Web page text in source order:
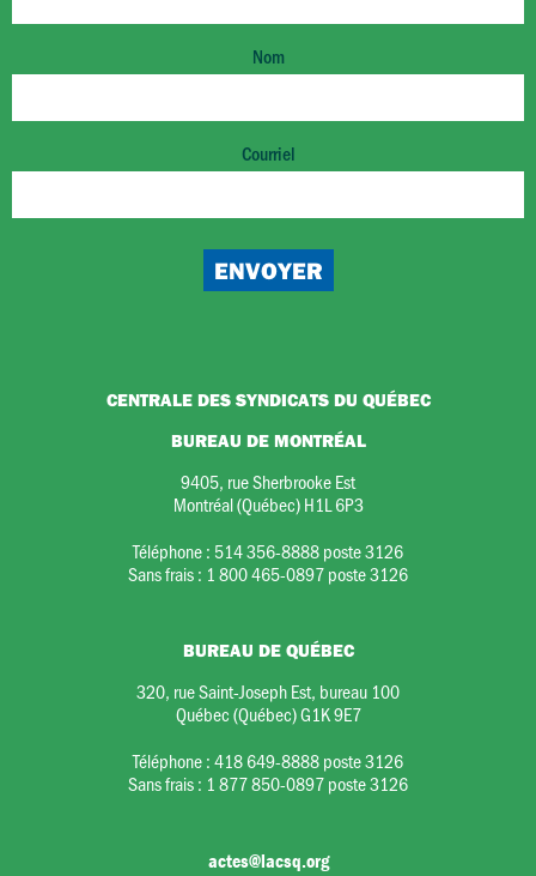
Nom
Courriel
CENTRALE DES SYNDICATS DU QUÉBEC
BUREAU DE MONTRÉAL
9405, rue Sherbrooke Est
Montréal (Québec) H1L 6P3
Téléphone : 514 356-8888 poste 3126
Sans frais : 1 800 465-0897 poste 3126
BUREAU DE QUÉBEC
320, rue Saint-Joseph Est, bureau 100
Québec (Québec) G1K 9E7
Téléphone :418 649-8888 poste 3126
Sans frais : 1 877 850-0897 poste 3126
actes@lacsq.org